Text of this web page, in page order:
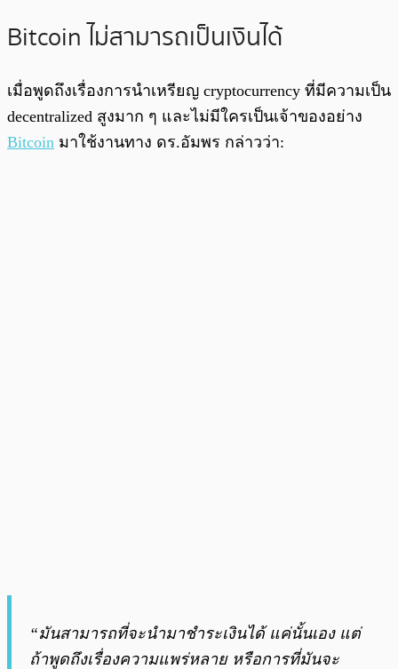
Bitcoin ไม่สามารถเป็นเงินได้
เมื่อพูดถึงเรื่องการนำเหรียญ cryptocurrency ที่มีความเป็น
decentralized สูงมาก ๆ และไม่มีใครเป็นเจ้าของอย่าง
Bitcoin มาใช้งานทาง ดร.อัมพร กล่าวว่า:
“มันสามารถที่จะนำมาชำระเงินได้ แค่นั้นเอง แต่
ถ้าพูดถึงเรื่องความแพร่หลาย หรือการที่มันจะ